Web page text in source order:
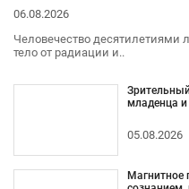
06.08.2026
Человечество десятилетиями
тело от радиации и..
младенца и
05.08.2026
Магнитное